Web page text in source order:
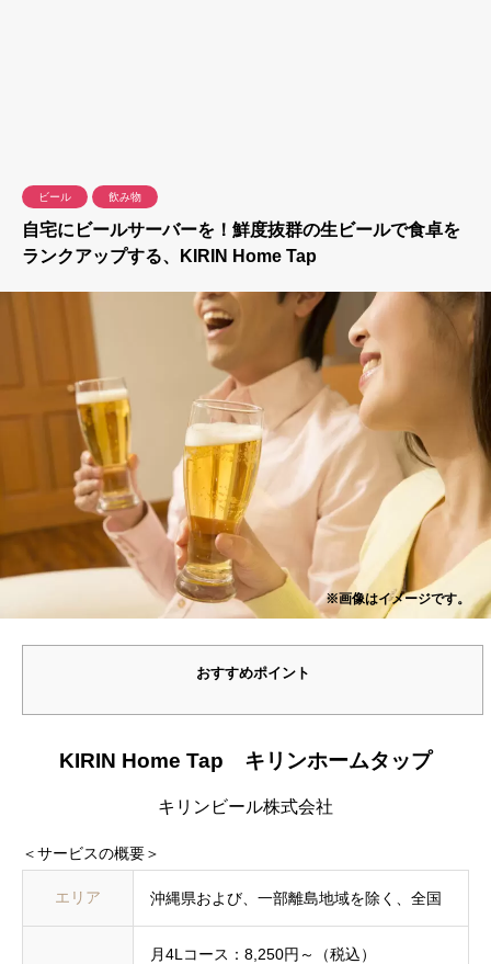
ビール 飲み物
自宅にビールサーバーを！鮮度抜群の生ビールで食卓を
ランクアップする、KIRIN Home Tap
※画像はイメージです。
おすすめポイント
KIRIN Home Tap キリンホームタップ
キリンビール株式会社
＜サービスの概要＞
エリア 沖縄県および、一部離島地域を除く、全国
月4Lコース：8,250円～（税込）